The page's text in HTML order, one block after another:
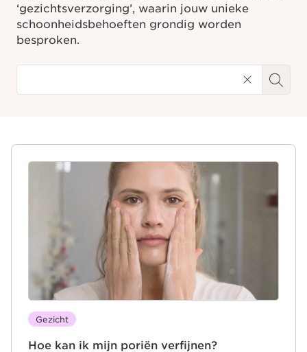
‘gezichtsverzorging’, waarin jouw unieke
schoonheidsbehoeften grondig worden
besproken.
Gezicht
Hoe kan ik mijn poriën verfijnen?